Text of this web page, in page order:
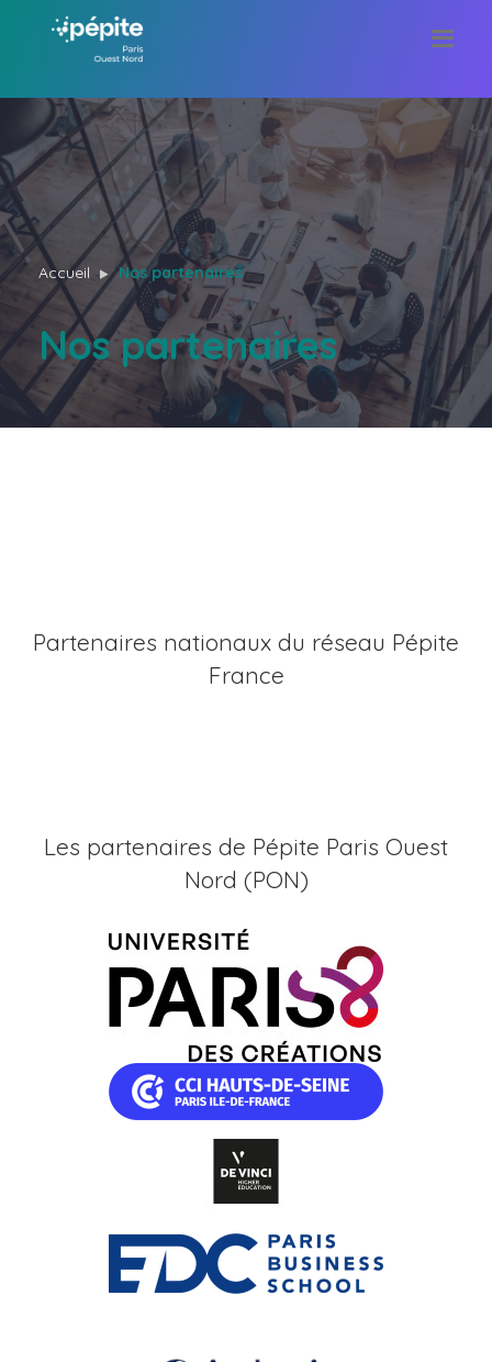
Accueil Nos partenaires
Nos partenaires
Partenaires nationaux du réseau Pépite
France
Les partenaires de Pépite Paris Ouest
Nord (PON)